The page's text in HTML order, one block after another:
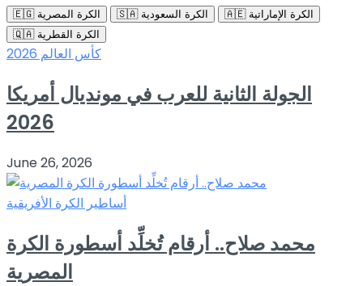
🇪🇬 الكرة المصرية 🇸🇦 الكرة السعودية
🇦🇪 الكرة الإماراتية
🇶🇦 الكرة القطرية
كأس العالم 2026
الجولة الثانية للعرب في مونديال أمريكا
2026
June 26, 2026
أساطير الكرة الأفريقية
محمد صلاح.. أرقام تُخلِّد أسطورة الكرة
المصرية